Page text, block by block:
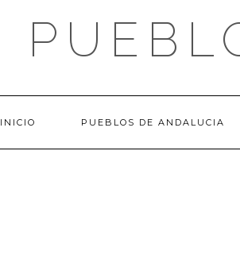
INICIO PUEBLOS DE ANDALUCIA